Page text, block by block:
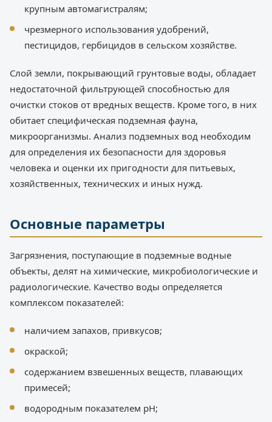
крупным автомагистралям;
чрезмерного использования удобрений,
пестицидов, гербицидов в сельском хозяйстве.
Слой земли, покрывающий грунтовые воды, обладает
недостаточной фильтрующей способностью для
очистки стоков от вредных веществ. Кроме того, в них
обитает специфическая подземная фауна,
микроорганизмы. Анализ подземных вод необходим
для определения их безопасности для здоровья
человека и оценки их пригодности для питьевых,
хозяйственных, технических и иных нужд.
Основные параметры
Загрязнения, поступающие в подземные водные
объекты, делят на химические, микробиологические и
радиологические. Качество воды определяется
комплексом показателей:
наличием запахов, привкусов;
окраской;
содержанием взвешенных веществ, плавающих
примесей;
водородным показателем pH;